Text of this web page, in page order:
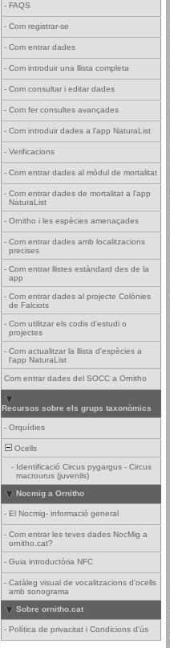
- FAQS
- Com registrar-se
- Com entrar dades
- Com introduir una llista completa
- Com consultar i editar dades
- Com fer consultes avançades
- Com introduir dades a l'app NaturaList
- Verificacions
- Com entrar dades al mòdul de mortalitat
- Com entrar dades de mortalitat a l'app
NaturaList
- Ornitho i les espècies amenaçades
- Com entrar dades amb localitzacions
precises
- Com entrar llistes estàndard des de la
app
- Com entrar dades al projecte Colònies
de Falciots
- Com utilitzar els codis d'estudi o
projectes
- Com actualitzar la llista d'espècies a
l'app NaturaList
Com entrar dades del SOCC a Ornitho
Recursos sobre els grups taxonòmics
- Orquídies
Ocells
- Identificació Circus pygargus - Circus
macrourus (juvenils)
Nocmig a Ornitho
- El Nocmig- informació general
- Com entrar les teves dades NocMig a
ornitho.cat?
- Guia introductòria NFC
- Catàleg visual de vocalitzacions d'ocells
amb sonograma
Sobre ornitho.cat
- Política de privacitat i Condicions d'ús